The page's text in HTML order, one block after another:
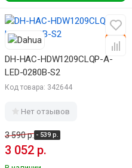
DH-HAC-HDW1209CLQP-A-
LED-0280B-S2
Код товара: 342644
Нет отзывов
3 590 р. - 539 р.
3 052 р.